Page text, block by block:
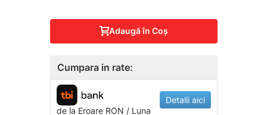
Adaugă în Coş
Cumpara in rate:
de la EroareRON / Luna
Detalii aici